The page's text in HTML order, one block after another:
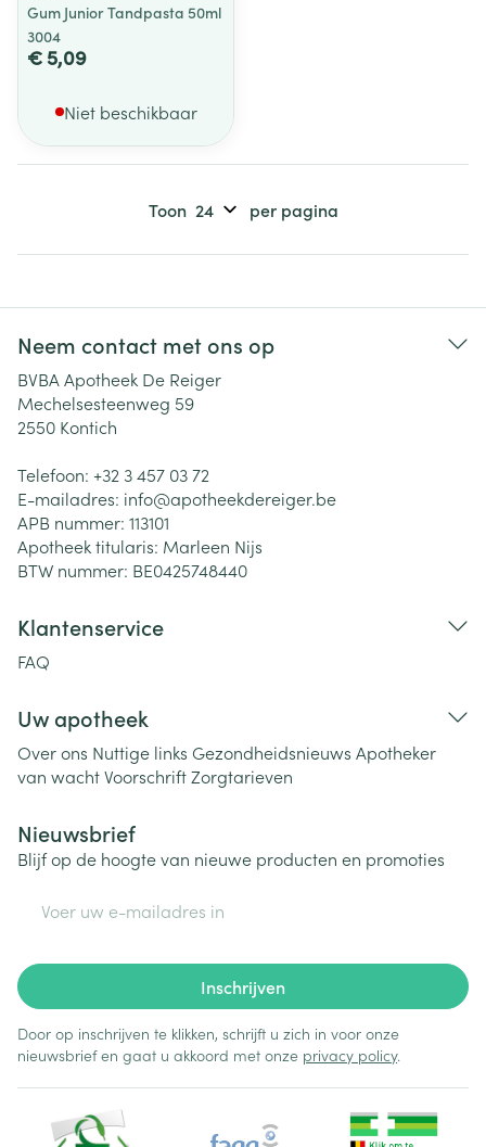
Gum Junior Tandpasta 50ml
3004
€ 5,09
Niet beschikbaar
Toon per pagina
Neem contact met ons op
BVBA Apotheek De Reiger
Mechelsesteenweg 59
2550 Kontich
Telefoon: +32 3 457 03 72
E-mailadres: info@apotheekdereiger.be
APB nummer: 113101
Apotheek titularis: Marleen Nijs
BTW nummer: BE0425748440
Klantenservice
FAQ
Uw apotheek
Over ons Nuttige links Gezondheidsnieuws Apotheker
van wachtVoorschriftZorgtarieven
Nieuwsbrief
Blijf op de hoogte van nieuwe producten en promoties
Inschrijven
Door op inschrijven te klikken, schrijft u zich in voor onze
nieuwsbrief en gaat u akkoord met onze privacy policy.